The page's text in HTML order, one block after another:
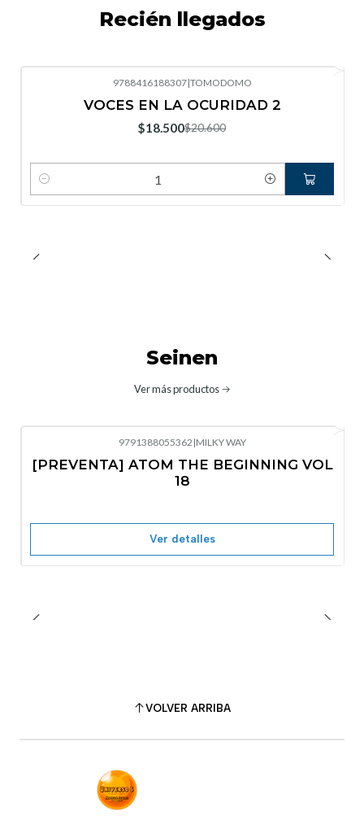
Recién llegados
9788416188307|TOMODOMO
VOCES EN LA OCURIDAD 2
$18.500$20.600
Cantidad
Seinen
Ver más productos
9791388055362 |MILKY WAY
[PREVENTA] ATOM THE BEGINNING VOL
18
Ver detalles
VOLVER ARRIBA